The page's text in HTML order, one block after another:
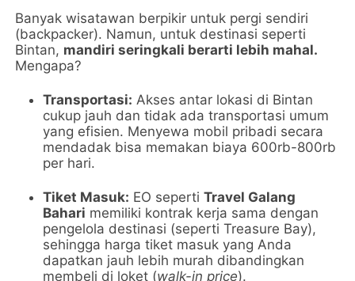
Banyak wisatawan berpikir untuk pergi sendiri
(backpacker). Namun, untuk destinasi seperti
Bintan, mandiri seringkali berarti lebih mahal.
Mengapa?
Transportasi: Akses antar lokasi di Bintan
cukup jauh dan tidak ada transportasi umum
yang efisien. Menyewa mobil pribadi secara
mendadak bisa memakan biaya 600rb-800rb
per hari.
Tiket Masuk: EO sepertiTravel Galang
Bahari memiliki kontrak kerja sama dengan
pengelola destinasi (seperti Treasure Bay),
sehingga harga tiket masuk yang Anda
dapatkan jauh lebih murah dibandingkan
membeli di loket (walk-in price).